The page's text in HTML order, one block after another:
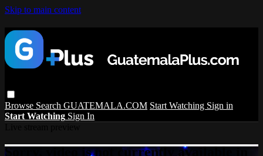
Skip to main content
Browse Search GUATEMALA.COM Start Watching Sign in
Start Watching Sign In
Sorry, video is not currently available in